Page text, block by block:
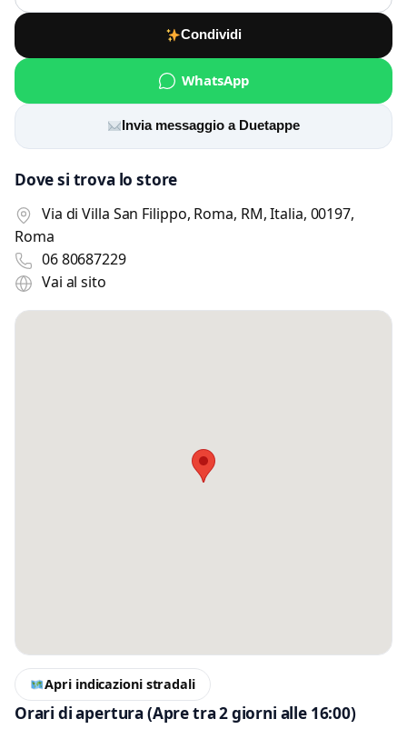
Condividi
WhatsApp
Invia messaggio a Duetappe
Dove si trova lo store
Via di Villa San Filippo, Roma, RM, Italia, 00197,
Roma
06 80687229
Vai al sito
Apri indicazioni stradali
Orari di apertura(Apre tra 2 giorni alle 16:00)
Scrivi almeno 20 caratteri, così il negozio potrà capire meglio la tua
Accetto l’informativa privacy
Minimo 20 caratteri
0 / 2000